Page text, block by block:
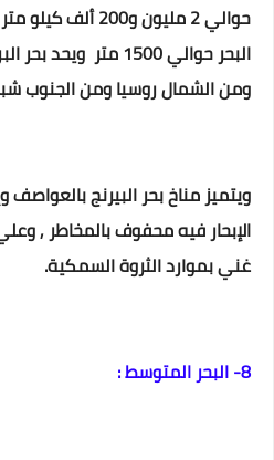
حوالي 2 مليون
البحر حوالي 1500 متر
ومن الشمال روسيا ومن الجنوب
ويتميز مناخ بحر البيرنج بالعواصف
الإبحار فيه محفوف بالمخاطر ,
غني بموارد الثروة السمكية.
8- البحر المتوسط :